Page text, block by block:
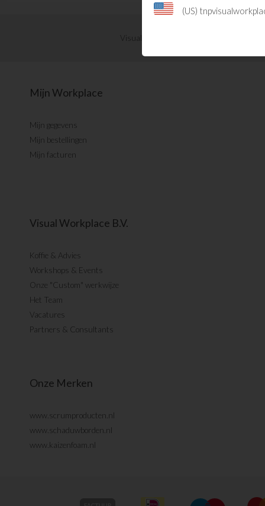
Visual Management updates ontvangen?
Mijn Workplace
Mijn gegevens
Mijn bestellingen
Mijn facturen
Visual Workplace B.V.
Koffie & Advies
Workshops & Events
Onze "Custom" werkwijze
Het Team
Vacatures
Partners & Consultants
Onze Merken
www.scrumproducten.nl
www.schaduwborden.nl
www.kaizenfoam.nl
(US)